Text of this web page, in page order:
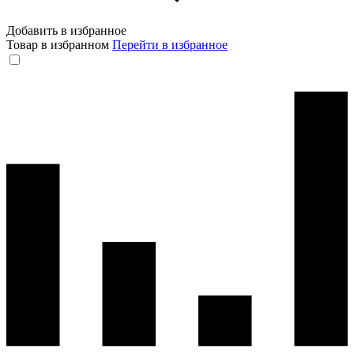
Добавить в избранное
Товар в избранном Перейти в избранное